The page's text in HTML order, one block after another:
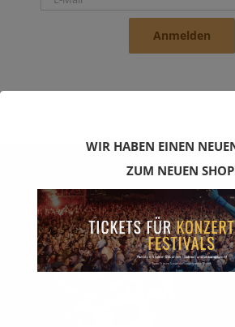
Anmelden
SPIRIT TICKETS
WIR HABEN EINEN
ZUM NEUEN